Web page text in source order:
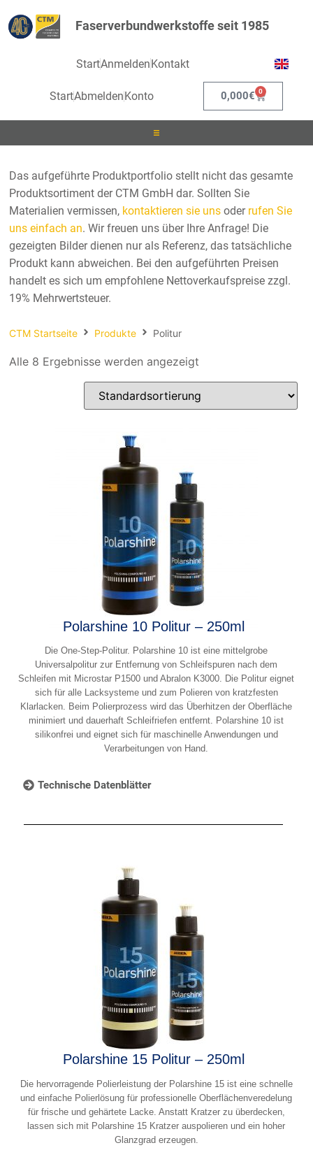
Faserverbundwerkstoffe seit 1985
StartAnmeldenKontakt
StartAbmelden Konto 0,000€ 0
Kleben
Beschichten
Fasern
Kernmaterial
Verbrauchsmaterial
Werkzeug
Das aufgeführte Produktportfolio stellt nicht das gesamte
Produktsortiment der CTM GmbH dar. Sollten Sie
Materialien vermissen, kontaktieren sie uns oder rufen Sie
uns einfach an. Wir freuen uns über Ihre Anfrage! Die
gezeigten Bilder dienen nur als Referenz, das tatsächliche
Produkt kann abweichen. Bei den aufgeführten Preisen
handelt es sich um empfohlene Nettoverkaufspreise zzgl.
19% Mehrwertsteuer.
CTM Startseite Produkte Politur
Alle 8 Ergebnisse werden angezeigt
Polarshine 10 Politur – 250ml
Die One-Step-Politur. Polarshine 10 ist eine mittelgrobe
Universalpolitur zur Entfernung von Schleifspuren nach dem
Schleifen mit Microstar P1500 und Abralon K3000. Die Politur eignet
sich für alle Lacksysteme und zum Polieren von kratzfesten
Klarlacken. Beim Polierprozess wird das Überhitzen der Oberfläche
minimiert und dauerhaft Schleifriefen entfernt. Polarshine 10 ist
silikonfrei und eignet sich für maschinelle Anwendungen und
Verarbeitungen von Hand.
Technische Datenblätter
Polarshine 15 Politur – 250ml
Die hervorragende Polierleistung der Polarshine 15 ist eine schnelle
und einfache Polierlösung für professionelle Oberflächenveredelung
für frische und gehärtete Lacke. Anstatt Kratzer zu überdecken,
lassen sich mit Polarshine 15 Kratzer auspolieren und ein hoher
Glanzgrad erzeugen.